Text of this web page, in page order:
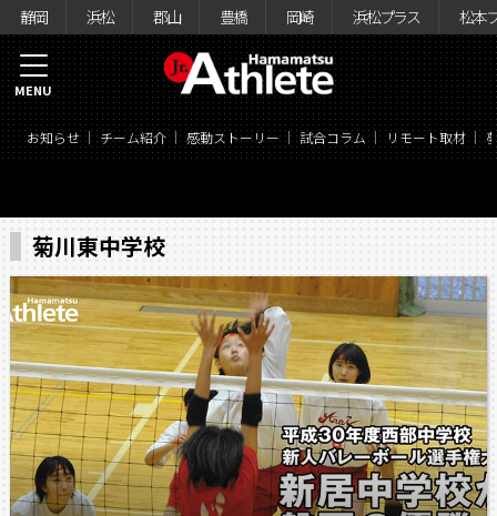
静岡 浜松 郡山 豊橋 岡崎 浜松プラス 松本
お知らせ チーム紹介 感動ストーリー 試合コラム リモート取材
MENU
菊川東中学校